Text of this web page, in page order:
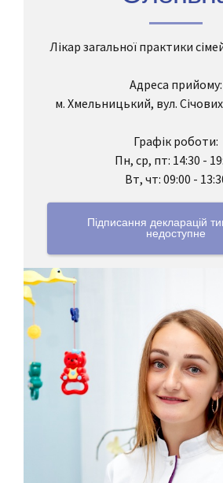
Лікар загальної практики
Адреса прийому:
м. Хмельницький, вул.
Графік роботи:
Пн, ср, пт: 14:30 -
Вт, чт: 09:00 -
Підписання декларацій
недоступне